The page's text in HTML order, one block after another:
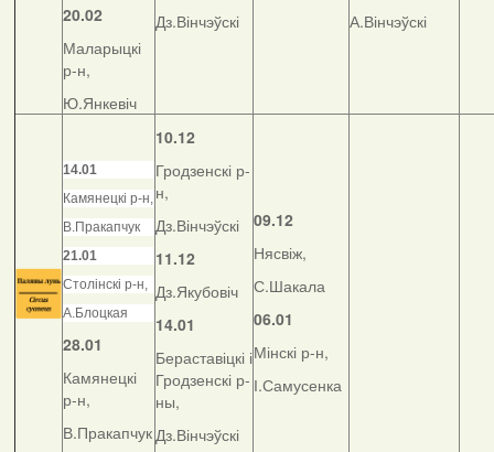
20.02
Маларыцкі
р-н,
Ю.Янкевіч
Дз.Вінчэўскі
А.Вінчэўскі
14.01
Камянецкі р-н,
В.Пракапчук
21.01
Столінскі р-н,
А.Блоцкая
28.01
Камянецкі
р-н,
В.Пракапчук
10.12
Гродзенскі р-
н,
Дз.Вінчэўскі
11.12
Дз.Якубовіч
14.01
Бераставіцкі і
Гродзенскі р-
ны,
Дз.Вінчэўскі
09.12
Нясвіж,
С.Шакала
06.01
Мінскі р-н,
І.Самусенка